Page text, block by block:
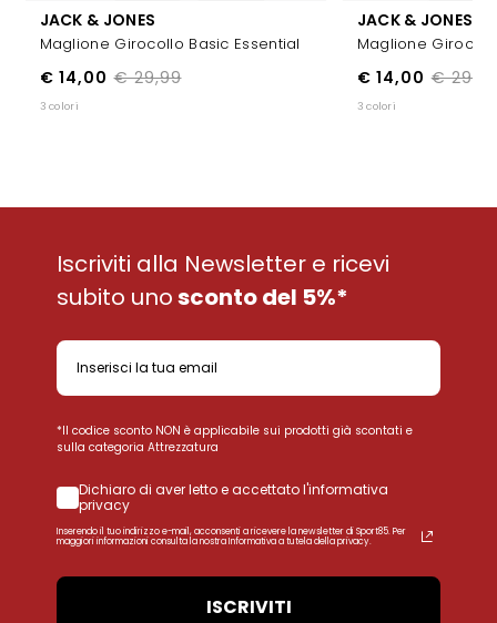
JACK & JONES
Maglione Girocollo Basic Essential
€ 29,99
€ 14,00
3 colori
JACK & JONES
Maglione
€
€ 14,00
3 colori
Iscriviti alla Newsletter e ricevi
subito unosconto del 5%*
*Il codice sconto NON è applicabile sui prodotti già scontati e
sulla categoria Attrezzatura
Dichiaro di aver letto e accettato l'informativa
privacy
Inserendo il tuo indirizzo e-mail, acconsenti a ricevere la newsletter di Sport85. Per
maggiori informazioni consulta la nostra Informativa a tutela della privacy.
ISCRIVITI